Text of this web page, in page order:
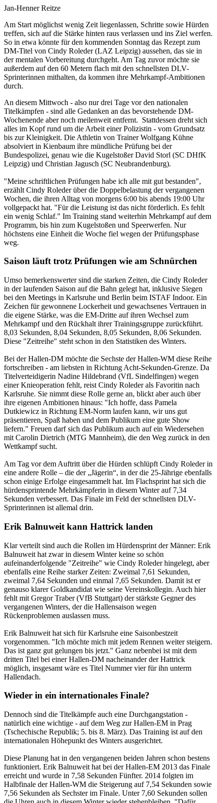
Jan-Henner Reitze
Am Start möglichst wenig Zeit liegenlassen, Schritte sowie Hürden
treffen, sich auf die Stärke hinten raus verlassen und ins Ziel werfen.
So in etwa könnte für den kommenden Sonntag das Rezept zum
DM-Titel von Cindy Roleder (LAZ Leipzig) aussehen, das sie in
der mentalen Vorbereitung durchgeht. Am Tag zuvor möchte sie
außerdem auf den 60 Metern flach mit den schnellsten DLV-
Sprinterinnen mithalten, da kommen ihre Mehrkampf-Ambitionen
durch.
An diesem Mittwoch - also nur drei Tage vor den nationalen
Titelkämpfen - sind alle Gedanken an das bevorstehende DM-
Wochenende aber noch meilenweit entfernt. Stattdessen dreht sich
alles im Kopf rund um die Arbeit einer Polizistin - vom Grundsatz
bis zur Kleinigkeit. Die Athletin von Trainer Wolfgang Kühne
absolviert in Kienbaum ihre mündliche Prüfung bei der
Bundespolizei, genau wie die Kugelstoßer David Storl (SC DHfK
Leipzig) und Christian Jagusch (SC Neubrandenburg).
"Meine schriftlichen Prüfungen habe ich alle mit gut bestanden",
erzählt Cindy Roleder über die Doppelbelastung der vergangenen
Wochen, die ihren Alltag von morgens 6:00 bis abends 19:00 Uhr
vollgepackt hat. "Für die Leistung ist das nicht förderlich. Es fehlt
ein wenig Schlaf." Im Training stand weiterhin Mehrkampf auf dem
Programm, bis hin zum Kugelstoßen und Speerwerfen. Nur
höchstens eine Einheit die Woche fiel wegen der Prüfungsphase
weg.
Saison läuft trotz Prüfungen wie am Schnürchen
Umso bemerkenswerter sind die starken Zeiten, die Cindy Roleder
in der laufenden Saison auf die Bahn gelegt hat, inklusive Siegen
bei den Meetings in Karlsruhe und Berlin beim ISTAF Indoor. Ein
Zeichen für gewonnene Lockerheit und gewachsenes Vertrauen in
die eigene Stärke, was die EM-Dritte auf ihren Wechsel zum
Mehrkampf und den Rückhalt ihrer Trainingsgruppe zurückführt.
8,03 Sekunden, 8,04 Sekunden, 8,05 Sekunden, 8,06 Sekunden.
Diese "Zeitreihe" steht schon in den Statistiken des Winters.
Bei der Hallen-DM möchte die Sechste der Hallen-WM diese Reihe
fortschreiben - am liebsten in Richtung Acht-Sekunden-Grenze. Da
Titelverteidigerin Nadine Hildebrand (VfL Sindelfingen) wegen
einer Knieoperation fehlt, reist Cindy Roleder als Favoritin nach
Karlsruhe. Sie nimmt diese Rolle gerne an, blickt aber auch über
ihre eigenen Ambitionen hinaus: "Ich hoffe, dass Pamela
Dutkiewicz in Richtung EM-Norm laufen kann, wir uns gut
präsentieren, Spaß haben und dem Publikum eine gute Show
liefern." Freuen darf sich das Publikum auch auf ein Wiedersehen
mit Carolin Dietrich (MTG Mannheim), die den Weg zurück in den
Wettkampf sucht.
Am Tag vor dem Auftritt über die Hürden schlüpft Cindy Roleder in
eine andere Rolle – die der „Jägerin“, in der die 25-Jährige ebenfalls
schon einige Erfolge eingesammelt hat. Im Flachsprint hat sich die
hürdensprintende Mehrkämpferin in diesem Winter auf 7,34
Sekunden verbessert. Das Finale im Feld der schnellsten DLV-
Sprinterinnen ist allemal drin.
Erik Balnuweit kann Hattrick landen
Klar verteilt sind auch die Rollen im Hürdensprint der Männer: Erik
Balnuweit hat zwar in diesem Winter keine so schön
aufeinanderfolgende "Zeitreihe" wie Cindy Roleder hingelegt, aber
ebenfalls eine Reihe starker Zeiten: Zweimal 7,61 Sekunden,
zweimal 7,64 Sekunden und einmal 7,65 Sekunden. Damit ist er
genauso klarer Goldkandidat wie seine Vereinskollegin. Auch hier
fehlt mit Gregor Traber (VfB Stuttgart) der stärkste Gegner des
vergangenen Winters, der die Hallensaison wegen
Rückenproblemen auslassen muss.
Erik Balnuweit hat sich für Karlsruhe eine Saisonbestzeit
vorgenommen. "Ich möchte mich mit jedem Rennen weiter steigern.
Das ist ganz gut gelungen bis jetzt." Ganz nebenbei ist mit dem
dritten Titel bei einer Hallen-DM nacheinander der Hattrick
möglich, insgesamt wäre es Titel Nummer vier für ihn unterm
Hallendach.
Wieder in ein internationales Finale?
Dennoch sind die Titelkämpfe auch eine Durchgangstation -
natürlich eine wichtige - auf dem Weg zur Hallen-EM in Prag
(Tschechische Republik; 5. bis 8. März). Das Training ist auf den
internationalen Höhepunkt des Winters ausgerichtet.
Diese Planung hat in den vergangenen beiden Jahren schon bestens
funktioniert. Erik Balnuweit hat bei der Hallen-EM 2013 das Finale
erreicht und wurde in 7,58 Sekunden Fünfter. 2014 folgten im
Halbfinale der Hallen-WM die Steigerung auf 7,54 Sekunden sowie
7,56 Sekunden als Sechster im Finale. Unter 7,60 Sekunden sollen